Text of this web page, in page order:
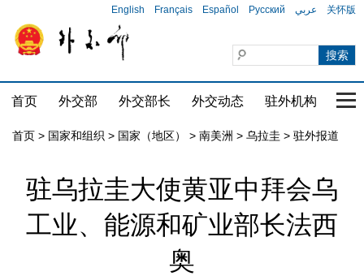
English Français Español Русский عربي 关怀版
首页 外交部 外交部长 外交动态 驻外机构 国
首页 > 国家和组织 > 国家（地区） > 南美洲 > 乌拉圭 > 驻外报道
驻乌拉圭大使黄亚中拜会乌
工业、能源和矿业部长法西
奥